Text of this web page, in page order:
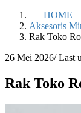
HOME
Aksesoris
Rak Toko
26 Mei 2026/ Last
Rak Toko